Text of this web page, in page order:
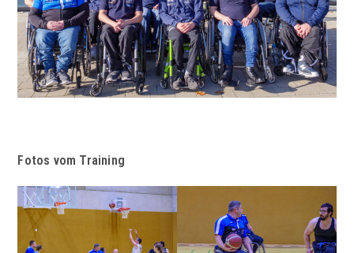
Fotos vom Training